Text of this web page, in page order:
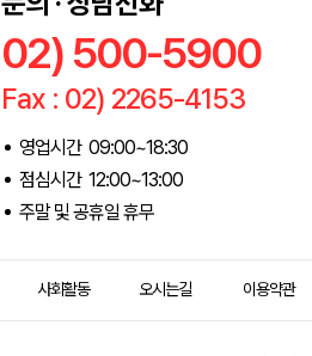
02) 500-5900
Fax : 02) 2265-4153
영업시간 09:00~18:30
점심시간 12:00~13:00
주말 및 공휴일 휴무
사회활동 오시는길 이용약관